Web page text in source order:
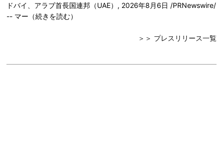
ドバイ、アラブ首長国連邦（UAE）, 2026年8月6日 /PRNewswire/
-- マー（続きを読む）
＞＞ プレスリリース一覧